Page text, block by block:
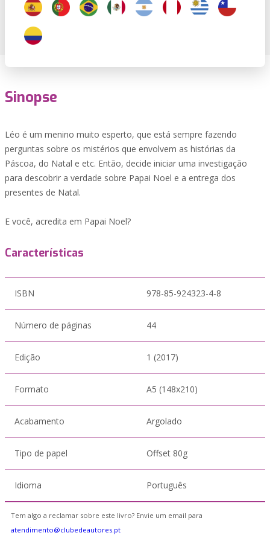
Sinopse
Léo é um menino muito esperto, que está sempre fazendo
perguntas sobre os mistérios que envolvem as histórias da
Páscoa, do Natal e etc. Então, decide iniciar uma investigação
para descobrir a verdade sobre Papai Noel e a entrega dos
presentes de Natal.
E você, acredita em Papai Noel?
Características
ISBN 978-85-924323-4-8
Número de páginas 44
Edição 1 (2017)
Formato A5 (148x210)
Acabamento Argolado
Tipo de papel Offset 80g
Idioma Português
Tem algo a reclamar sobre este livro? Envie um email para
atendimento@clubedeautores.pt